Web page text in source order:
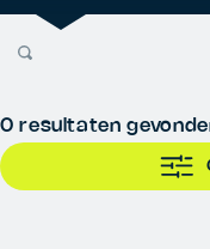
0 resultaten